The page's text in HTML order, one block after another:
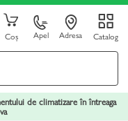
Coș Apel Adresa Catalog
de climatizare în întreaga